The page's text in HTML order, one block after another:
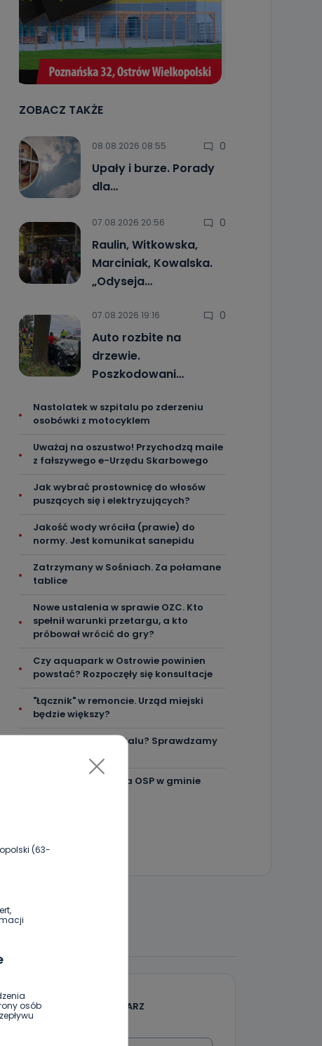
(63-
osób
ZOBACZ TAKŻE
08.08.2026 08:55 0
Upały i burze. Porady
dla…
07.08.2026 20:56 0
Raulin, Witkowska,
Marciniak, Kowalska.
„Odyseja…
07.08.2026 19:16 0
Auto rozbite na
drzewie.
Poszkodowani…
Nastolatek w szpitalu po zderzeniu
osobówki z motocyklem
Uważaj na oszustwo! Przychodzą maile
z fałszywego e-Urzędu Skarbowego
Jak wybrać prostownicę do włosów
puszących się i elektryzujących?
Jakość wody wróciła (prawie) do
normy. Jest komunikat sanepidu
Zatrzymany w Sośniach. Za połamane
tablice
Nowe ustalenia w sprawie OZC. Kto
spełnił warunki przetargu, a kto
próbował wrócić do gry?
Czy aquapark w Ostrowie powinien
powstać? Rozpoczęły się konsultacje
"Łącznik" w remoncie. Urząd miejski
będzie większy?
Ile jest klimy w szpitalu? Sprawdzamy
Więcej pieniędzy dla OSP w gminie
DO DYSKUSJI
DODAJ SWÓJ KOMENTARZ